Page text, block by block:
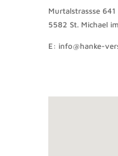
Murtalstrassse 641
5582 St. Michael
E: info@hanke-